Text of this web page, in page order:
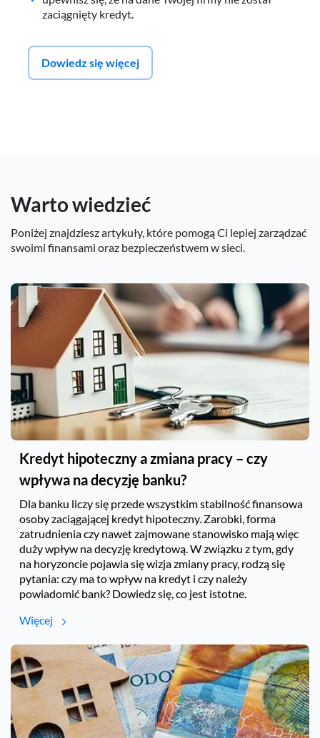
zaciągnięty kredyt.
Dowiedz się więcej
Warto wiedzieć
Poniżej znajdziesz artykuły, które pomogą Ci lepiej zarządzać
swoimi finansami oraz bezpieczeństwem w sieci.
Kredyt hipoteczny a zmiana pracy – czy
wpływa na decyzję banku?
Dla banku liczy się przede wszystkim stabilność finansowa
osoby zaciągającej kredyt hipoteczny. Zarobki, forma
zatrudnienia czy nawet zajmowane stanowisko mają więc
duży wpływ na decyzję kredytową. W związku z tym, gdy
na horyzoncie pojawia się wizja zmiany pracy, rodzą się
pytania: czy ma to wpływ na kredyt i czy należy
powiadomić bank? Dowiedz się, co jest istotne.
Więcej